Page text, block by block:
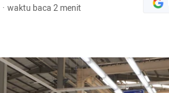
· waktu baca 2 menit